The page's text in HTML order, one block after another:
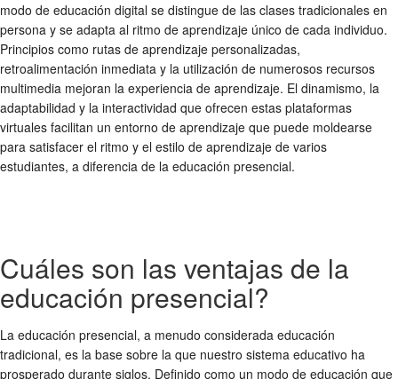
modo de educación digital se distingue de las clases tradicionales en
persona y se adapta al ritmo de aprendizaje único de cada individuo.
Principios como rutas de aprendizaje personalizadas,
retroalimentación inmediata y la utilización de numerosos recursos
multimedia mejoran la experiencia de aprendizaje. El dinamismo, la
adaptabilidad y la interactividad que ofrecen estas plataformas
virtuales facilitan un entorno de aprendizaje que puede moldearse
para satisfacer el ritmo y el estilo de aprendizaje de varios
estudiantes, a diferencia de la educación presencial.
Cuáles son las ventajas de la
educación presencial?
La educación presencial, a menudo considerada educación
tradicional, es la base sobre la que nuestro sistema educativo ha
prosperado durante siglos. Definido como un modo de educación que